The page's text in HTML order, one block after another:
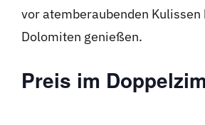
vor atemberaubenden
Dolomiten genießen.
Preis im